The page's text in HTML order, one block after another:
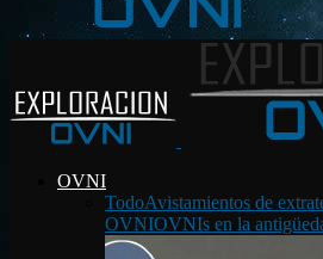
OVNI
TodoAvistamientos de
OVNIOVNIs en la